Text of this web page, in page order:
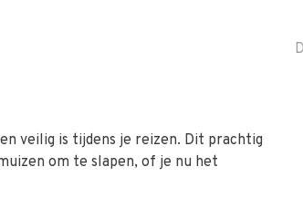
veilig is tijdens je reizen. Dit prachtig
om te slapen, of je nu het